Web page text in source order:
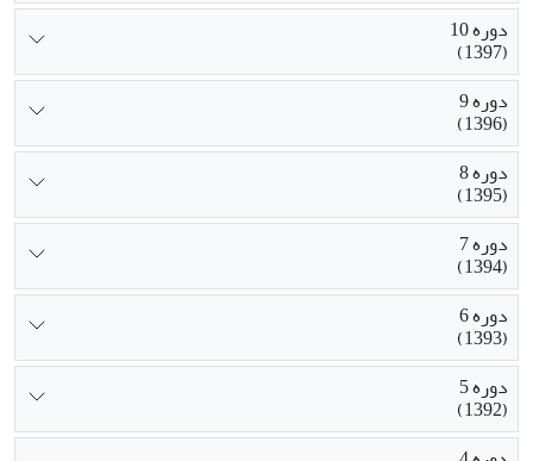
دوره 10
(1397)
دوره 9
(1396)
دوره 8
(1395)
دوره 7
(1394)
دوره 6
(1393)
دوره 5
(1392)